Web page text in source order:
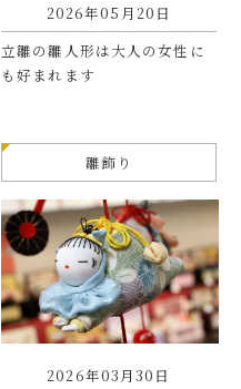
2026年05月20日
立雛の雛人形は大人の女性に
も好まれます
雛飾り
2026年03月30日